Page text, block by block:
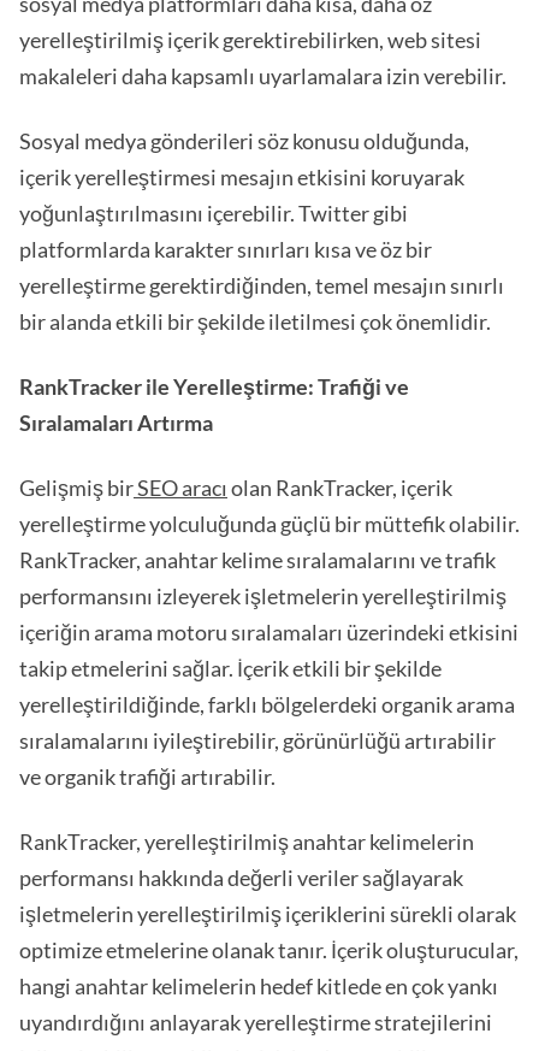
yerelleştirilmiş içerik gerektirebilirken, web sitesi
makaleleri daha kapsamlı uyarlamalara izin verebilir.
Sosyal medya gönderileri söz konusu olduğunda,
içerik yerelleştirmesi mesajın etkisini koruyarak
yoğunlaştırılmasını içerebilir. Twitter gibi
platformlarda karakter sınırları kısa ve öz bir
yerelleştirme gerektirdiğinden, temel mesajın sınırlı
bir alanda etkili bir şekilde iletilmesi çok önemlidir.
RankTracker ile Yerelleştirme: Trafiği ve
Sıralamaları Artırma
Gelişmiş birSEO aracı olan RankTracker, içerik
yerelleştirme yolculuğunda güçlü bir müttefik olabilir.
RankTracker, anahtar kelime sıralamalarını ve trafik
performansını izleyerek işletmelerin yerelleştirilmiş
içeriğin arama motoru sıralamaları üzerindeki etkisini
takip etmelerini sağlar. İçerik etkili bir şekilde
yerelleştirildiğinde, farklı bölgelerdeki organik arama
sıralamalarını iyileştirebilir, görünürlüğü artırabilir
ve organik trafiği artırabilir.
RankTracker, yerelleştirilmiş anahtar kelimelerin
performansı hakkında değerli veriler sağlayarak
işletmelerin yerelleştirilmiş içeriklerini sürekli olarak
optimize etmelerine olanak tanır. İçerik oluşturucular,
hangi anahtar kelimelerin hedef kitlede en çok yankı
uyandırdığını anlayarak yerelleştirme stratejilerini